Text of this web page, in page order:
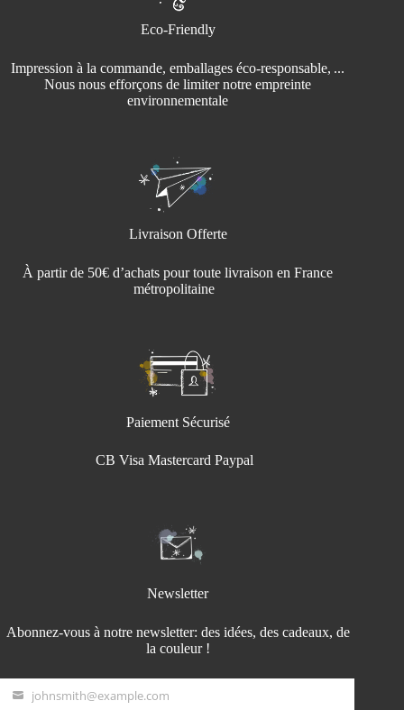
Eco-Friendly
Impression à la commande, emballages éco‑responsable, ...
Nous nous efforçons de limiter notre empreinte
environnementale
Livraison Offerte
À partir de 50€ d’achats pour toute livraison en France
métropolitaine
Paiement Sécurisé
CB Visa Mastercard Paypal
Newsletter
Abonnez-vous à notre newsletter: des idées, des cadeaux, de
la couleur !
Your
johnsmith@example.com